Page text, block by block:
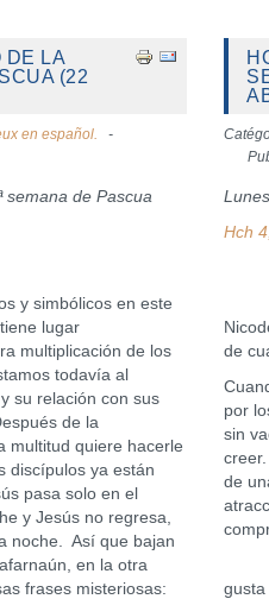
DE LA
(22
en español.
semana de Pascua
simbólicos en este
lugar
multiplicación de los
todavía al
su relación con sus
de la
multitud quiere hacerle
discípulos ya están
pasa solo en el
y Jesús no regresa,
noche. Así que bajan
en la otra
frases misteriosas:
Hch
Hoy
de
por
sin
de